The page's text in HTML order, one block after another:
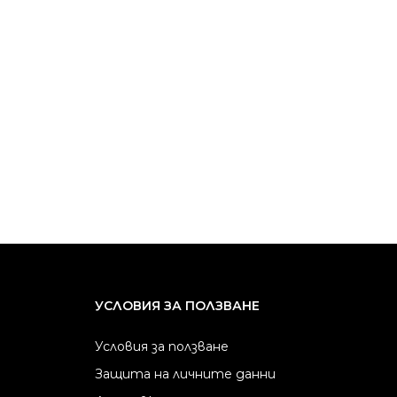
УСЛОВИЯ ЗА ПОЛЗВАНЕ
Условия за ползване
Защита на личните данни